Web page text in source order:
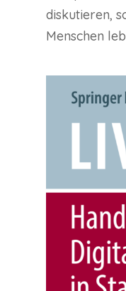
diskutieren,
Menschen